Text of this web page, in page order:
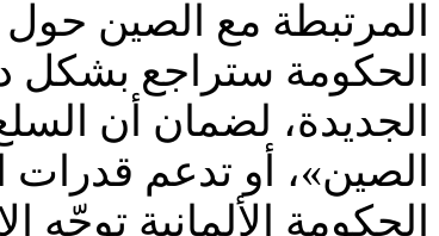
المرتبطة مع الصين حول
الحكومة ستراجع بشكل
الجديدة، لضمان أن
الصين»، أو تدعم قدرات
الحكومة الألمانية